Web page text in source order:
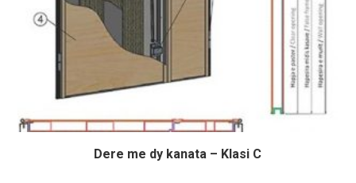
Dere me dy kanata – Klasi C